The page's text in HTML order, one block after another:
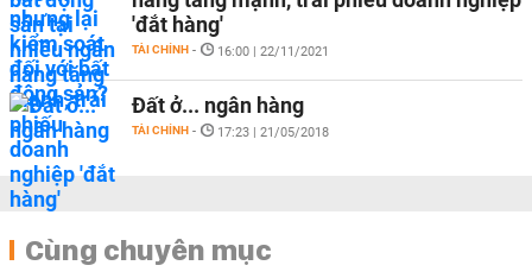
'đắt hàng'
TÀI CHÍNH - 16:00 | 22/11/2021
Đất ở... ngân hàng
TÀI CHÍNH - 17:23 | 21/05/2018
Cùng chuyên mục